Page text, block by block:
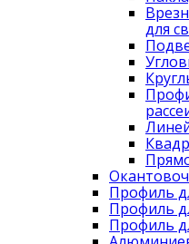
для
Профиль
Профиль
Профиль